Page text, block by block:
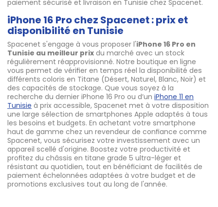
paiement sécurisé et livraison en Tunisie chez Spacenet.
iPhone 16 Pro chez Spacenet : prix et
disponibilité en Tunisie
Spacenet s'engage à vous proposer l'iPhone 16 Pro en
Tunisie au meilleur prix du marché avec un stock
régulièrement réapprovisionné. Notre boutique en ligne
vous permet de vérifier en temps réel la disponibilité des
différents coloris en Titane (Désert, Naturel, Blanc, Noir) et
des capacités de stockage. Que vous soyez à la
recherche du dernier iPhone 16 Pro ou d’un iPhone 11 en
Tunisie à prix accessible, Spacenet met à votre disposition
une large sélection de smartphones Apple adaptés à tous
les besoins et budgets. En achetant votre smartphone
haut de gamme chez un revendeur de confiance comme
Spacenet, vous sécurisez votre investissement avec un
appareil scellé d'origine. Boostez votre productivité et
profitez du châssis en titane grade 5 ultra-léger et
résistant au quotidien, tout en bénéficiant de facilités de
paiement échelonnées adaptées à votre budget et de
promotions exclusives tout au long de l'année.